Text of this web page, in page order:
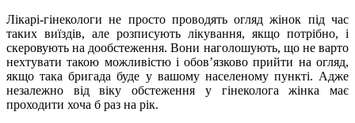
Лікарі-гінекологи не просто проводять огляд жінок під час
таких виїздів, але розписують лікування, якщо потрібно, і
скеровують на дообстеження. Вони наголошують, що не варто
нехтувати такою можливістю і обов’язково прийти на огляд,
якщо така бригада буде у вашому населеному пункті. Адже
незалежно від віку обстеження у гінеколога жінка має
проходити хоча б раз на рік.